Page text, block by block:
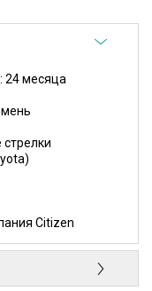
24 месяца
Citizen